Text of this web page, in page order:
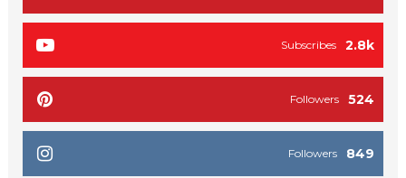
2.8k
Subscribes
524
Followers
849
Followers